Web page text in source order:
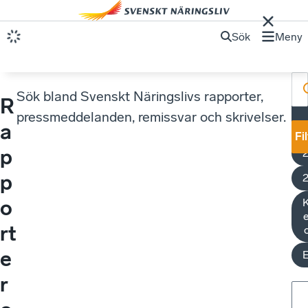
Sök Meny
R
a
p
p
o
rt
e
r
Sök bland Svenskt Näringslivs rapporter,
pressmeddelanden, remissvar och skrivelser.